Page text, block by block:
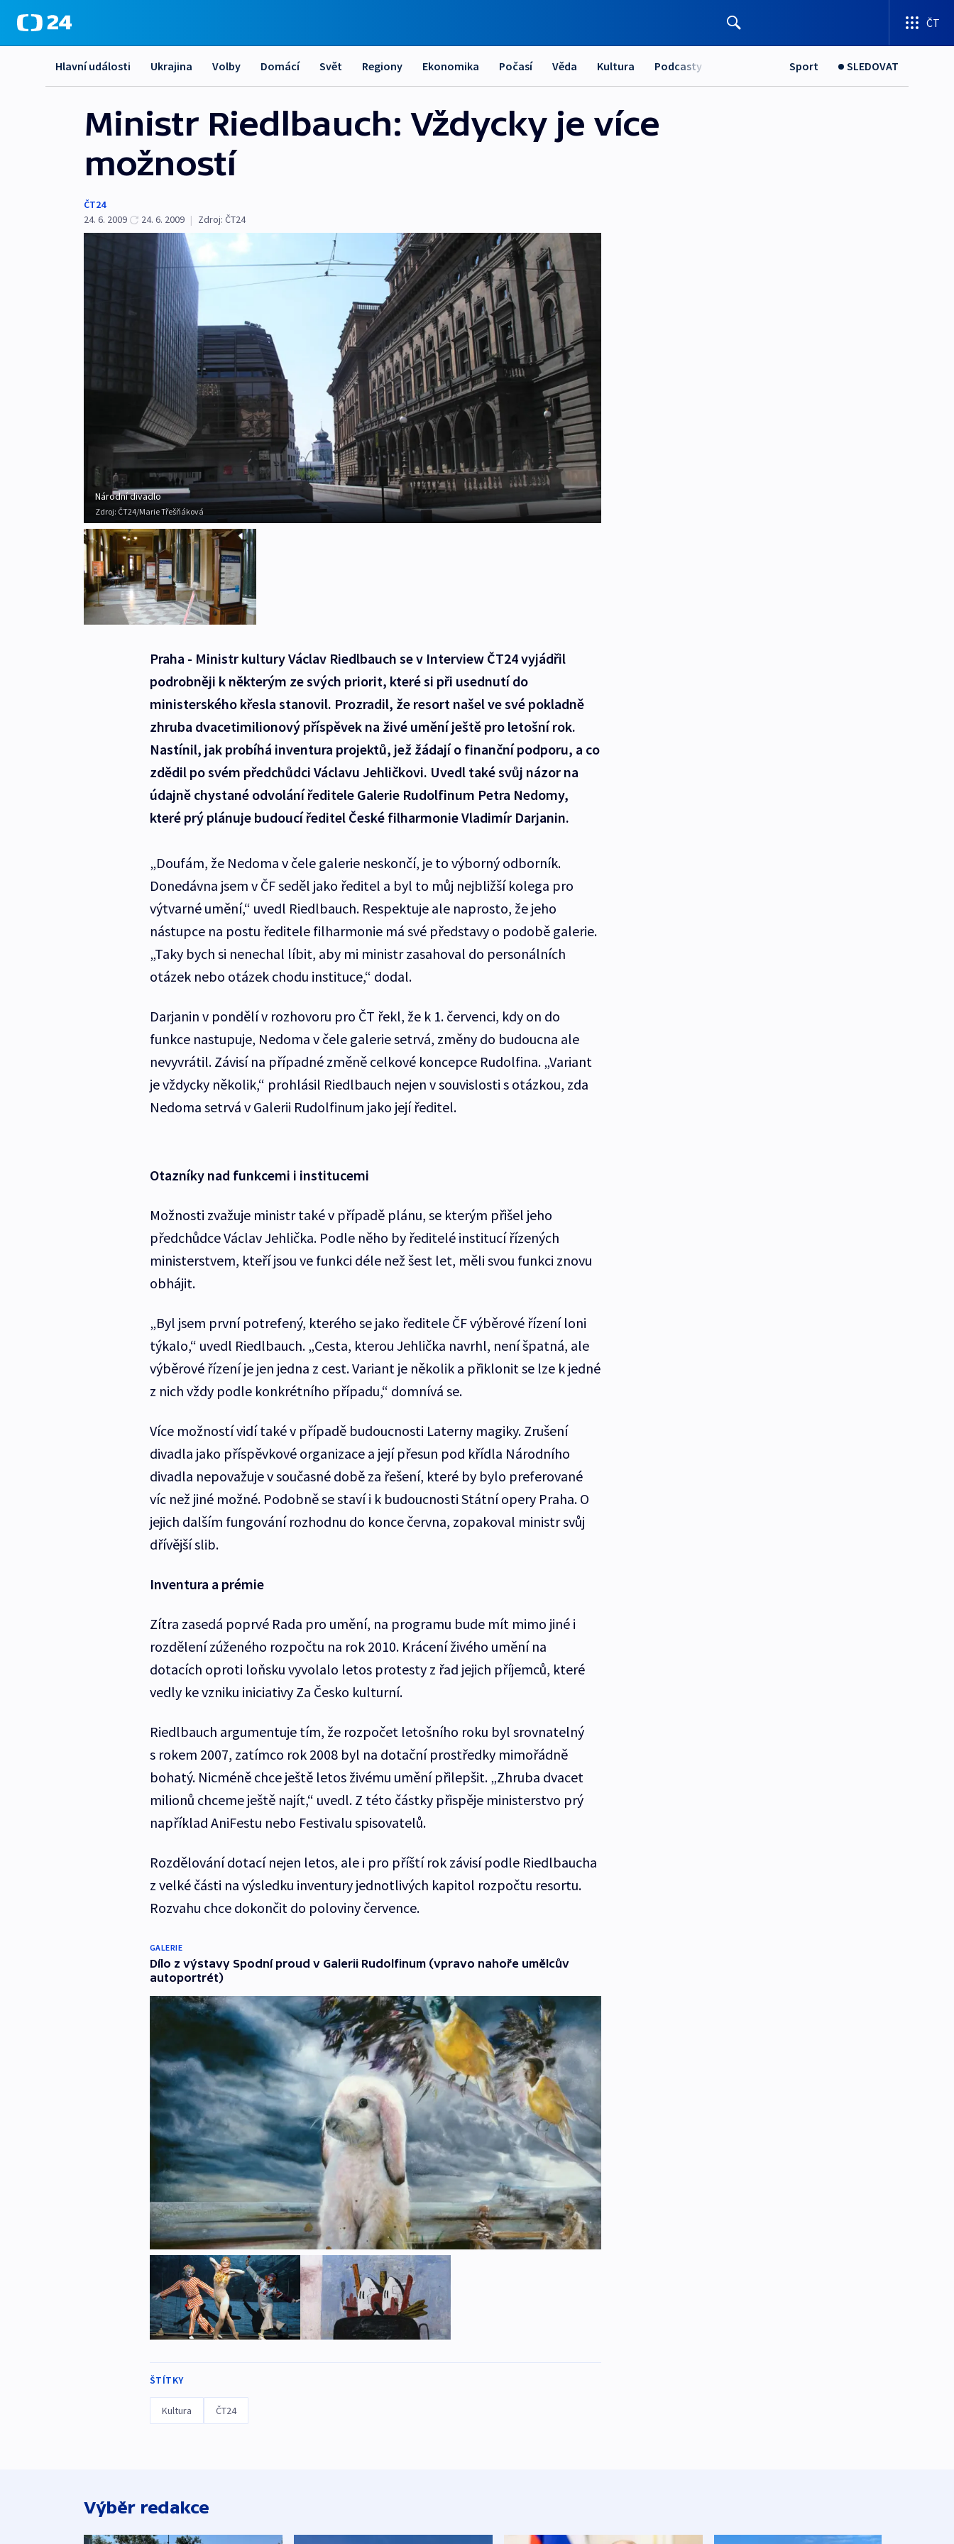
ČT
Hlavní události Ukrajina Volby Domácí Svět Regiony Ekonomika Počasí Věda Kultura Podcasty Sport SLEDOVAT
Ministr Riedlbauch: Vždycky je více
možností
ČT24
24. 6. 2009
24. 6. 2009 | Zdroj: ČT24
Národní divadlo
Zdroj: ČT24/Marie Třešňáková
Praha - Ministr kultury Václav Riedlbauch se v Interview ČT24 vyjádřil
podrobněji k některým ze svých priorit, které si při usednutí do
ministerského křesla stanovil. Prozradil, že resort našel ve své pokladně
zhruba dvacetimilionový příspěvek na živé umění ještě pro letošní rok.
Nastínil, jak probíhá inventura projektů, jež žádají o finanční podporu, a co
zdědil po svém předchůdci Václavu Jehličkovi. Uvedl také svůj názor na
údajně chystané odvolání ředitele Galerie Rudolfinum Petra Nedomy,
které prý plánuje budoucí ředitel České filharmonie Vladimír Darjanin.
„Doufám, že Nedoma v čele galerie neskončí, je to výborný odborník.
Donedávna jsem v ČF seděl jako ředitel a byl to můj nejbližší kolega pro
výtvarné umění,“ uvedl Riedlbauch. Respektuje ale naprosto, že jeho
nástupce na postu ředitele filharmonie má své představy o podobě galerie.
„Taky bych si nenechal líbit, aby mi ministr zasahoval do personálních
otázek nebo otázek chodu instituce,“ dodal.
Darjanin v pondělí v rozhovoru pro ČT řekl, že k 1. červenci, kdy on do
funkce nastupuje, Nedoma v čele galerie setrvá, změny do budoucna ale
nevyvrátil. Závisí na případné změně celkové koncepce Rudolfina. „Variant
je vždycky několik,“ prohlásil Riedlbauch nejen v souvislosti s otázkou, zda
Nedoma setrvá v Galerii Rudolfinum jako její ředitel.
Otazníky nad funkcemi i institucemi
Možnosti zvažuje ministr také v případě plánu, se kterým přišel jeho
předchůdce Václav Jehlička. Podle něho by ředitelé institucí řízených
ministerstvem, kteří jsou ve funkci déle než šest let, měli svou funkci znovu
obhájit.
„Byl jsem první potrefený, kterého se jako ředitele ČF výběrové řízení loni
týkalo,“ uvedl Riedlbauch. „Cesta, kterou Jehlička navrhl, není špatná, ale
výběrové řízení je jen jedna z cest. Variant je několik a přiklonit se lze k jedné
z nich vždy podle konkrétního případu,“ domnívá se.
Více možností vidí také v případě budoucnosti Laterny magiky. Zrušení
divadla jako příspěvkové organizace a její přesun pod křídla Národního
divadla nepovažuje v současné době za řešení, které by bylo preferované
víc než jiné možné. Podobně se staví i k budoucnosti Státní opery Praha. O
jejich dalším fungování rozhodnu do konce června, zopakoval ministr svůj
dřívější slib.
Inventura a prémie
Zítra zasedá poprvé Rada pro umění, na programu bude mít mimo jiné i
rozdělení zúženého rozpočtu na rok 2010. Krácení živého umění na
dotacích oproti loňsku vyvolalo letos protesty z řad jejich příjemců, které
vedly ke vzniku iniciativy Za Česko kulturní.
Riedlbauch argumentuje tím, že rozpočet letošního roku byl srovnatelný
s rokem 2007, zatímco rok 2008 byl na dotační prostředky mimořádně
bohatý. Nicméně chce ještě letos živému umění přilepšit. „Zhruba dvacet
milionů chceme ještě najít,“ uvedl. Z této částky přispěje ministerstvo prý
například AniFestu nebo Festivalu spisovatelů.
Rozdělování dotací nejen letos, ale i pro příští rok závisí podle Riedlbaucha
z velké části na výsledku inventury jednotlivých kapitol rozpočtu resortu.
Rozvahu chce dokončit do poloviny července.
GALERIE
Dílo z výstavy Spodní proud v Galerii Rudolfinum (vpravo nahoře umělcův
autoportrét)
ŠTÍTKY
Kultura ČT24
Výběr redakce